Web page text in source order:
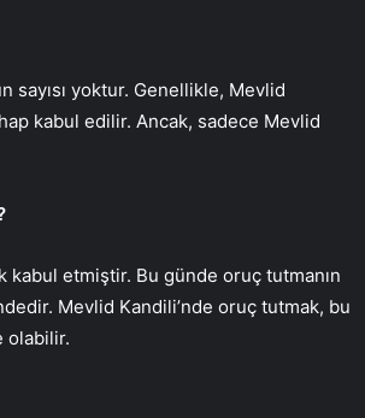
yoktur. Genellikle, Mevlid
kabul edilir. Ancak, sadece Mevlid
kabul etmiştir. Bu günde oruç tutmanın
Mevlid Kandili’nde oruç tutmak, bu
olabilir.